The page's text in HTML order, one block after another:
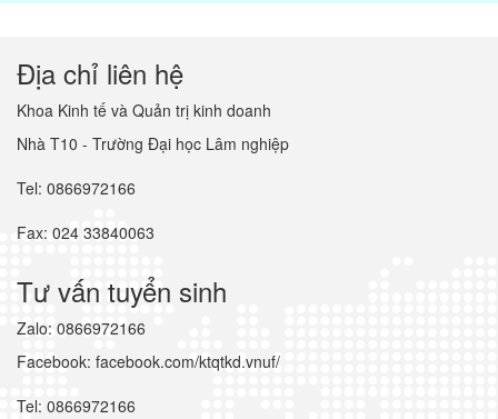
Địa chỉ liên hệ
Khoa Kinh tế và Quản trị kinh doanh
Nhà T10 - Trường Đại học Lâm nghiệp
Tel: 0866972166
Fax: 024 33840063
Tư vấn tuyển sinh
Zalo: 0866972166
Facebook: facebook.com/ktqtkd.vnuf/
Tel: 0866972166